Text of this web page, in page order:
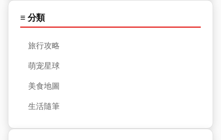
≡ 分類
旅行攻略
萌宠星球
美食地圖
生活隨筆